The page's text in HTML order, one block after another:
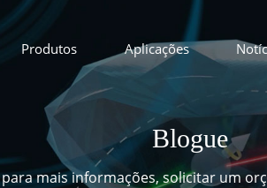
Produtos Aplicações
Blogue
mais informações, solicitar um